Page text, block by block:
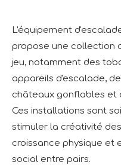
L'équipement
propose une collection
jeu, notamment des
appareils d'escalade,
châteaux gonflables et
Ces installations sont
stimuler la créativité
croissance physique et
social entre pairs.